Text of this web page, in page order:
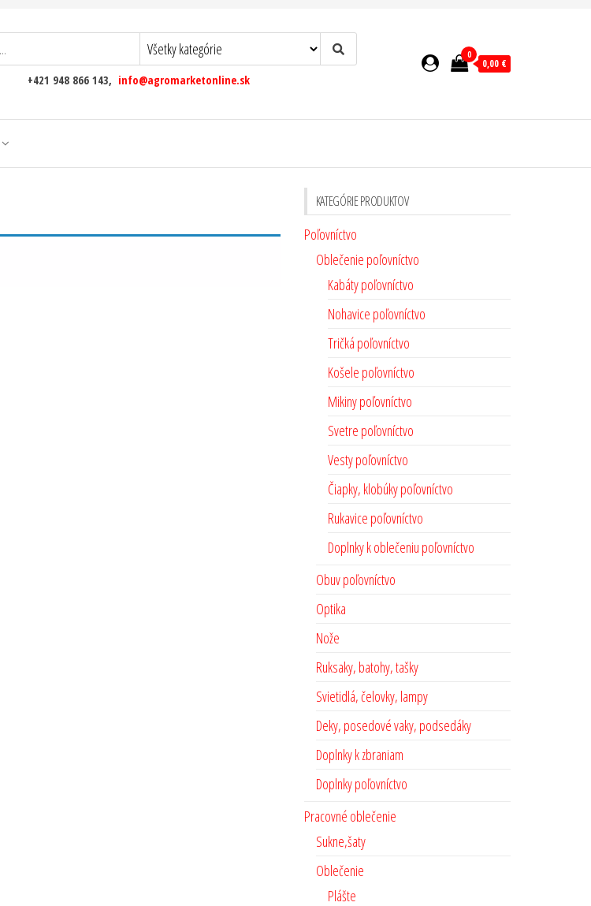
+421 948 866 143, info@agromarketonline.sk
0
0,00 €
KATEGÓRIE PRODUKTOV
Poľovníctvo
Oblečenie poľovníctvo
Kabáty poľovníctvo
Nohavice poľovníctvo
Tričká poľovníctvo
Košele poľovníctvo
Mikiny poľovníctvo
Svetre poľovníctvo
Vesty poľovníctvo
Čiapky, klobúky poľovníctvo
Rukavice poľovníctvo
Doplnky k oblečeniu poľovníctvo
Obuv poľovníctvo
Optika
Nože
Ruksaky, batohy, tašky
Svietidlá, čelovky, lampy
Deky, posedové vaky, podsedáky
Doplnky k zbraniam
Doplnky poľovníctvo
Pracovné oblečenie
Sukne,šaty
Oblečenie
Plášte